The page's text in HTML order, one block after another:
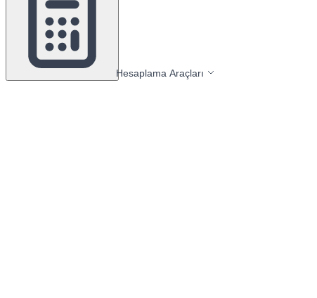
Hesaplama Araçları